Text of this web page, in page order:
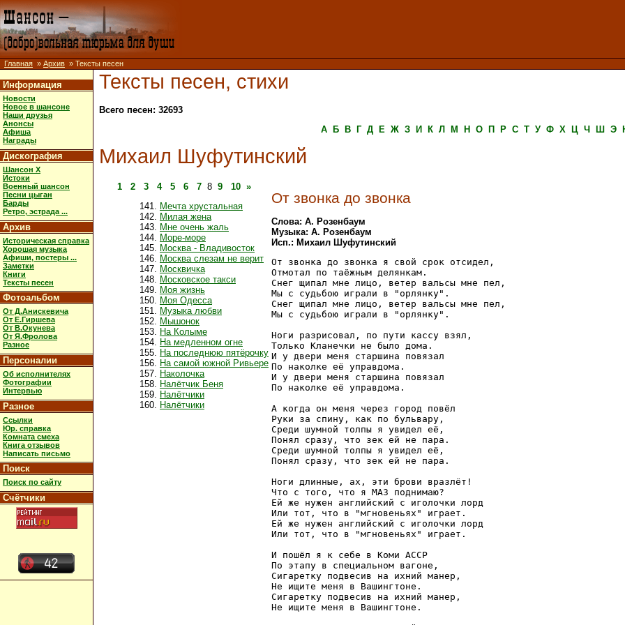
Главная » Архив » Тексты песен
Информация
Новости
Новое в шансоне
Наши друзья
Анонсы
Афиша
Награды
Дискография
Шансон X
Истоки
Военный шансон
Песни цыган
Барды
Ретро, эстрада ...
Архив
Историческая справка
Хорошая музыка
Афиши, постеры ...
Заметки
Книги
Тексты песен
Фотоальбом
От Д.Анискевича
От Е.Гиршева
От В.Окунева
От Я.Фролова
Разное
Персоналии
Об исполнителях
Фотографии
Интервью
Разное
Ссылки
Юр. справка
Комната смеха
Книга отзывов
Написать письмо
Поиск
Поиск по сайту
Счётчики
Тексты песен, стихи
Всего песен: 32693
А
Б В Г Д Е Ж З И К Л М Н О П Р С Т У Ф Х Ц Ч Ш Э
Михаил Шуфутинский
1 2 3 4 5 6 7 8 9 10 »
Мечта хрустальная
Милая жена
Мне очень жаль
Море-море
Москва - Владивосток
Москва слезам не верит
Москвичка
Московское такси
Моя жизнь
Моя Одесса
Музыка любви
Мышонок
На Колыме
На медленном огне
На последнюю пятёрочку
На самой южной Ривьере
Наколочка
Налётчик Беня
Налётчики
Налётчики
От звонка до звонка
Слова: А. Розенбаум
Музыка: А. Розенбаум
Исп.: Михаил Шуфутинский
От звонка до звонка я свой срок отсидел,
Отмотал по таёжным делянкам.
Снег щипал мне лицо, ветер вальсы мне пел,
Мы с судьбою играли в "орлянку".
Снег щипал мне лицо, ветер вальсы мне пел,
Мы с судьбою играли в "орлянку".
Ноги разрисовал, по пути кассу взял,
Только Кланечки не было дома.
И у двери меня старшина повязал
По наколке её управдома.
И у двери меня старшина повязал
По наколке её управдома.
А когда он меня через город повёл
Руки за спину, как по бульвару,
Среди шумной толпы я увидел её,
Понял сразу, что зек ей не пара.
Среди шумной толпы я увидел её,
Понял сразу, что зек ей не пара.
Ноги длинные, ах, эти брови вразлёт!
Что с того, что я МАЗ поднимаю?
Ей же нужен английский с иголочки лорд
Или тот, что в "мгновеньях" играет.
Ей же нужен английский с иголочки лорд
Или тот, что в "мгновеньях" играет.
И пошёл я к себе в Коми АССР
По этапу в специальном вагоне,
Сигаретку подвесив на ихний манер,
Не ищите меня в Вашингтоне.
Сигаретку подвесив на ихний манер,
Не ищите меня в Вашингтоне.